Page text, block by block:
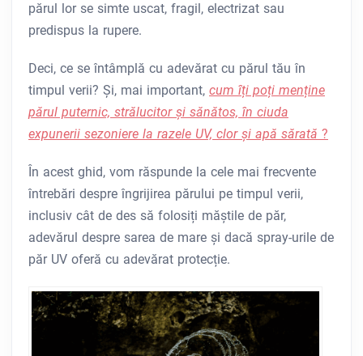
părul lor se simte uscat, fragil, electrizat sau
predispus la rupere.
Deci, ce se întâmplă cu adevărat cu părul tău în
timpul verii? Și, mai important, cum îți poți menține
părul puternic, strălucitor și sănătos, în ciuda
expunerii sezoniere la razele UV, clor și apă sărată ?
În acest ghid, vom răspunde la cele mai frecvente
întrebări despre îngrijirea părului pe timpul verii,
inclusiv cât de des să folosiți măștile de păr,
adevărul despre sarea de mare și dacă spray-urile de
păr UV oferă cu adevărat protecție.